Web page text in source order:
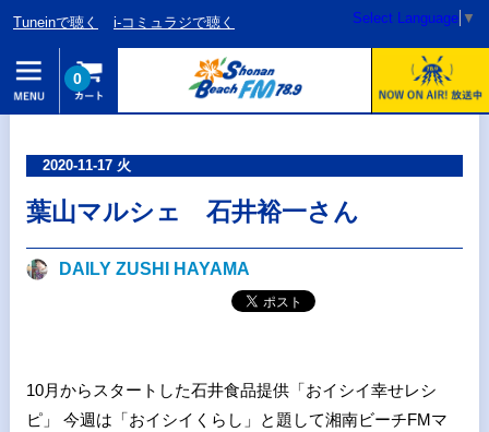
Tuneinで聴く i-コミュラジで聴く Select Language ▼
0
2020-11-17 火
葉山マルシェ 石井裕一さん
DAILY ZUSHI HAYAMA
10月からスタートした石井食品提供「おイシイ幸せレシ
ピ」 今週は「おイシイくらし」と題して湘南ビーチFMマ